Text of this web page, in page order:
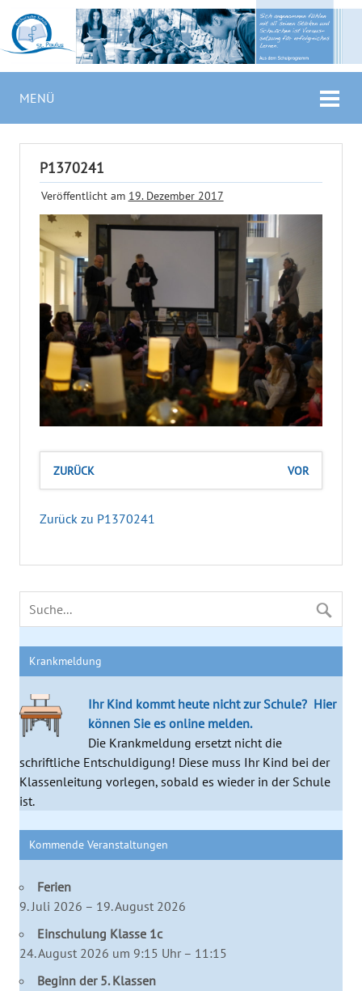
MENÜ
P1370241
Veröffentlicht am 19. Dezember 2017
ZURÜCK VOR
Zurück zu P1370241
Krankmeldung
Ihr Kind kommt heute nicht zur Schule? Hier
können Sie es online melden.
Die Krankmeldung ersetzt nicht die
schriftliche Entschuldigung! Diese muss Ihr Kind bei der
Klassenleitung vorlegen, sobald es wieder in der Schule
ist.
Kommende Veranstaltungen
Ferien
9. Juli 2026 – 19. August 2026
Einschulung Klasse 1c
24. August 2026 um 9:15 Uhr – 11:15
Beginn der 5. Klassen